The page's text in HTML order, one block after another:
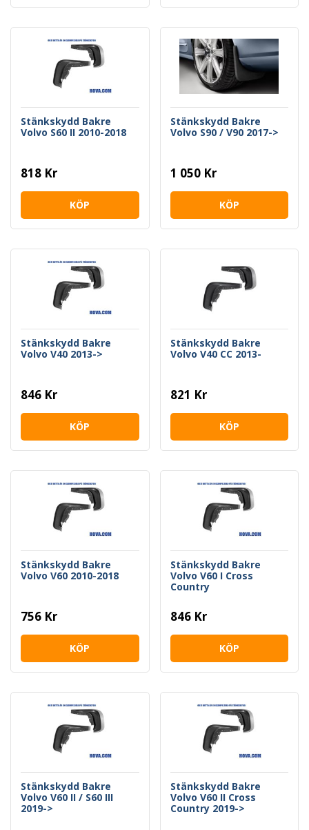
Stänkskydd Bakre
Volvo S60 II 2010-2018
818 Kr
KÖP
Stänkskydd Bakre
Volvo S90 / V90 2017->
1 050 Kr
KÖP
Stänkskydd Bakre
Volvo V40 2013->
846 Kr
KÖP
Stänkskydd Bakre
Volvo V40 CC 2013-
821 Kr
KÖP
Stänkskydd Bakre
Volvo V60 2010-2018
756 Kr
KÖP
Stänkskydd Bakre
Volvo V60 I Cross
Country
846 Kr
KÖP
Stänkskydd Bakre
Volvo V60 II / S60 III
2019->
Stänkskydd Bakre
Volvo V60 II Cross
Country 2019->